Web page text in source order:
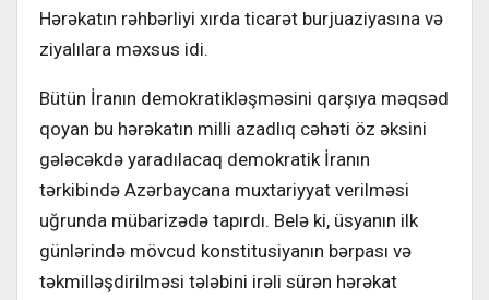
Hərəkatın rəhbərliyi xırda ticarət burjuaziyasına və
ziyalılara məxsus idi.
Bütün İranın demokratikləşməsini qarşıya məqsəd
qoyan bu hərəkatın milli azadlıq cəhəti öz əksini
gələcəkdə yaradılacaq demokratik İranın
tərkibində Azərbaycana muxtariyyat verilməsi
uğrunda mübarizədə tapırdı. Belə ki, üsyanın ilk
günlərində mövcud konstitusiyanın bərpası və
təkmilləşdirilməsi tələbini irəli sürən hərəkat